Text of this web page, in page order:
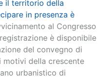
il territorio della
in presenza è
al Congresso
è disponibile
del convegno di
motivi della crescente
urbanistico di